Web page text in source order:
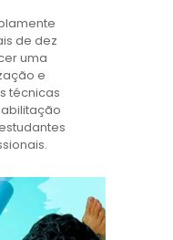
de dez
uma
e
técnicas